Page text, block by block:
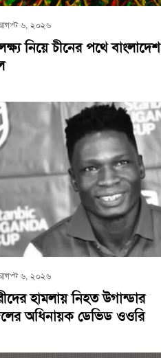
৬, ২০২৬
নিয়ে চীনের পথে বাংলাদেশ
৬, ২০২৬
হামলায় নিহত উগান্ডার
অধিনায়ক ডেভিড ওওরি